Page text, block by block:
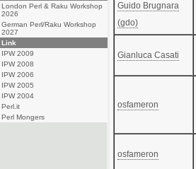
Guido Brugnara
(‎gdo‎)
Gianluca Casati
osfameron
osfameron
London Perl & Raku Workshop
2026
German Perl/Raku Workshop
2027
Link
IPW 2009
IPW 2008
IPW 2006
IPW 2005
IPW 2004
Perl.it
Perl Mongers